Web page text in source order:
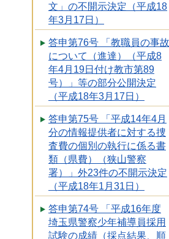
文」の不開示決定（平成18
年3月17日）
答申第76号 「教職員の事故
について（進達）（平成8
年4月19日付け教市第89
号）」等の部分公開決定
（平成18年3月17日）
答申第75号 「平成14年4月
分の情報提供者に対する捜
査費の個別の執行に係る書
類（県費）（狭山警察
署）」外23件の不開示決定
（平成18年1月31日）
答申第74号 「平成16年度
埼玉県警察少年補導員採用
試験の成績（採点結果、順